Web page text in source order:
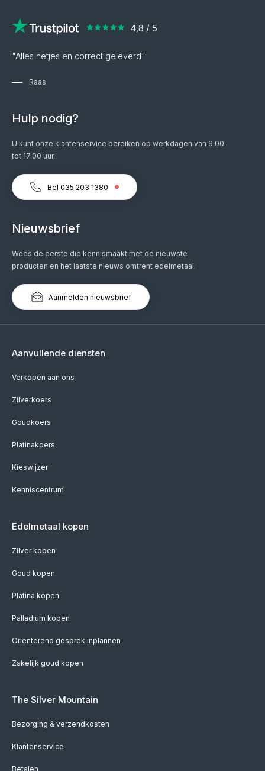
"Alles netjes en correct geleverd"
Raas
Hulp nodig?
U kunt onze klantenservice bereiken op werkdagen van 9.00
tot 17.00 uur.
Bel 035 203 1380
Nieuwsbrief
Wees de eerste die kennismaakt met de nieuwste
producten en het laatste nieuws omtrent edelmetaal.
Aanmelden nieuwsbrief
Aanvullende diensten
Verkopen aan ons
Zilverkoers
Goudkoers
Platinakoers
Kieswijzer
Kenniscentrum
Edelmetaal kopen
Zilver kopen
Goud kopen
Platina kopen
Palladium kopen
Oriënterend gesprek inplannen
Zakelijk goud kopen
The Silver Mountain
Bezorging & verzendkosten
Klantenservice
Betalen